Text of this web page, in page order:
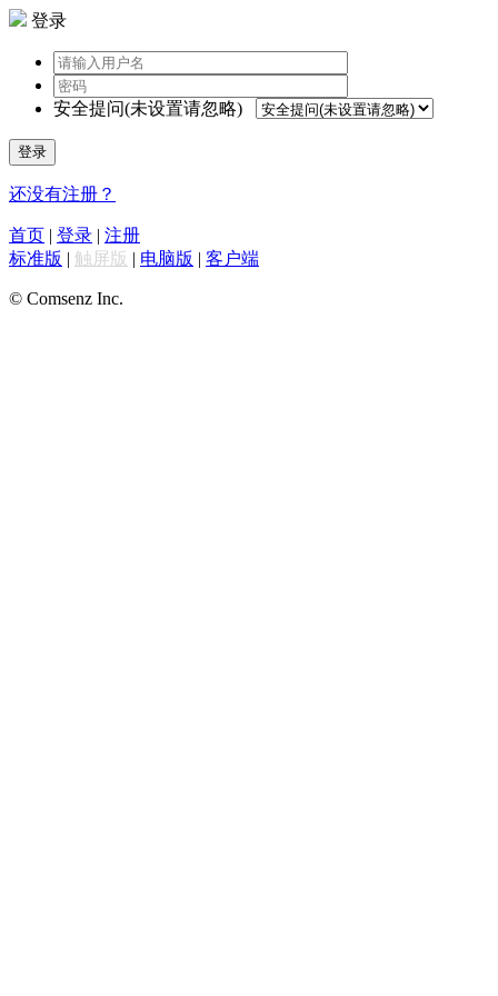
登录
安全提问(未设置请忽略)
登录
还没有注册？
首页 | 登录 | 注册
标准版 | 触屏版 | 电脑版 | 客户端
© Comsenz Inc.